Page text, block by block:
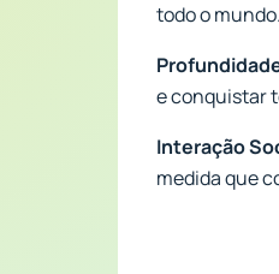
todo o
e conquistar
Interação
medida que